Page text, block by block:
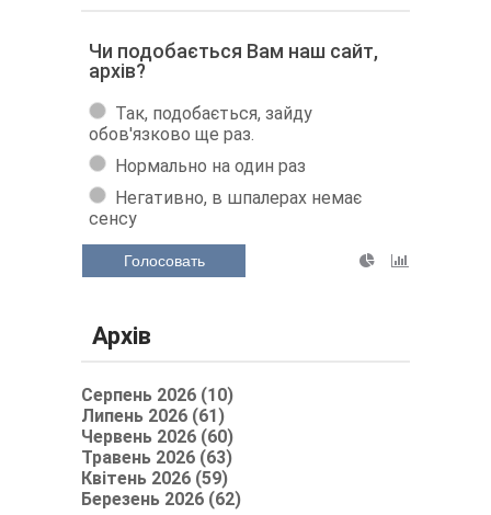
Чи подобається Вам наш сайт,
архів?
Так, подобається, зайду
обов'язково ще раз.
Нормально на один раз
Негативно, в шпалерах немає
сенсу
Голосовать
Архів
Серпень 2026 (10)
Липень 2026 (61)
Червень 2026 (60)
Травень 2026 (63)
Квітень 2026 (59)
Березень 2026 (62)